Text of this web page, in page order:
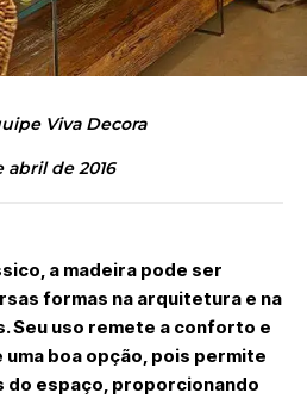
Viva Decora
abril de 2016
a madeira pode ser
formas na arquitetura e na
Seu uso remete a conforto e
boa opção, pois permite
do espaço, proporcionando